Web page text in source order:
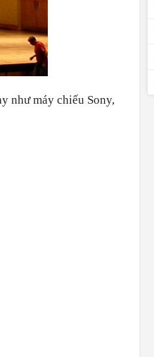
như máy chiếu Sony,